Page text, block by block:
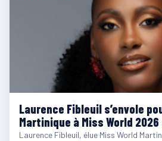
Laurence Fibleuil s’envole
Martinique à Miss World
Laurence Fibleuil, élue Miss World